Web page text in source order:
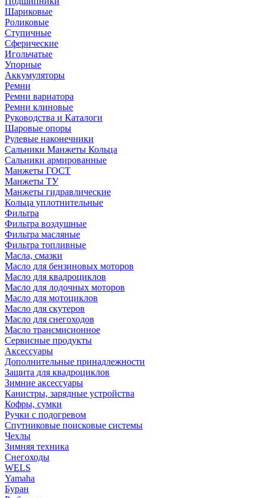
Шариковые
Роликовые
Ступичные
Сферические
Игольчатые
Упорные
Аккумуляторы
Ремни
Ремни вариатора
Ремни клиновые
Руководства и Каталоги
Шаровые опоры
Рулевые наконечники
Сальники Манжеты Кольца
Сальники армированные
Манжеты ГОСТ
Манжеты ТУ
Манжеты гидравлические
Кольца уплотнительные
Фильтра
Фильтра воздушные
Фильтра масляные
Фильтра топливные
Масла, смазки
Масло для бензиновых моторов
Масло для квадроциклов
Масло для лодочных моторов
Масло для мотоциклов
Масло для скутеров
Масло для снегоходов
Масло трансмисионное
Сервисные продукты
Аксессуары
Дополнительные принадлежности
Защита для квадроциклов
Зимние аксессуары
Канистры, зарядные устройства
Кофры, сумки
Ручки с подогревом
Спутниковые поисковые системы
Чехлы
Зимняя техника
Снегоходы
WELS
Yamaha
Буран